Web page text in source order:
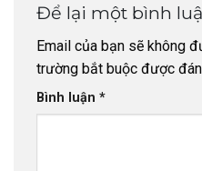
Để lại một bình
Email của bạn sẽ không
trường bắt buộc được
Bình luận *